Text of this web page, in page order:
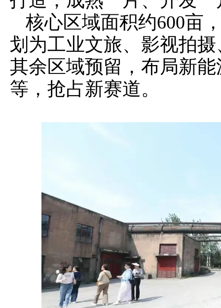
核心区域面积约600亩
划为工业文旅、影视拍
其余区域预留，布局新
等，抢占新赛道。